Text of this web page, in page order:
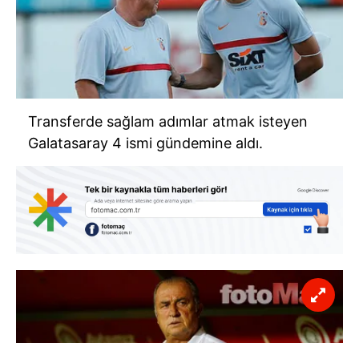
Transferde sağlam adımlar atmak isteyen
Galatasaray 4 ismi gündemine aldı.